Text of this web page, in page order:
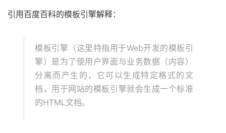
引用百度百科的模板引擎解释：
模板引擎（这里特指用于Web开发的模板引
擎）是为了使用户界面与业务数据（内容）
分离而产生的，它可以生成特定格式的文
档，用于网站的模板引擎就会生成一个标准
的HTML文档。